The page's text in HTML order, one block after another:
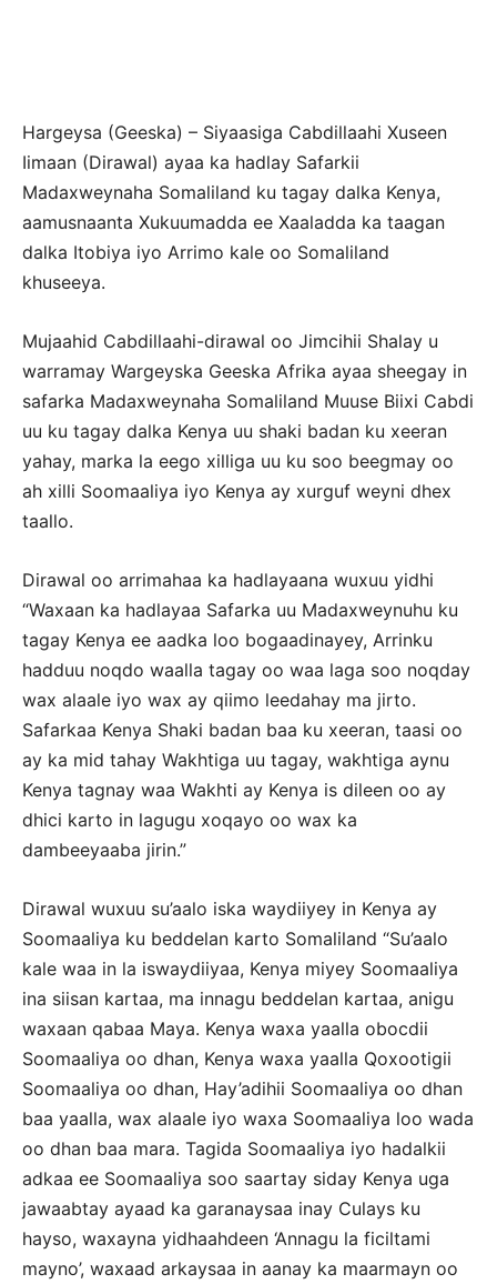
Hargeysa (Geeska) – Siyaasiga Cabdillaahi Xuseen
Iimaan (Dirawal) ayaa ka hadlay Safarkii
Madaxweynaha Somaliland ku tagay dalka Kenya,
aamusnaanta Xukuumadda ee Xaaladda ka taagan
dalka Itobiya iyo Arrimo kale oo Somaliland
khuseeya.
Mujaahid Cabdillaahi-dirawal oo Jimcihii Shalay u
warramay Wargeyska Geeska Afrika ayaa sheegay in
safarka Madaxweynaha Somaliland Muuse Biixi Cabdi
uu ku tagay dalka Kenya uu shaki badan ku xeeran
yahay, marka la eego xilliga uu ku soo beegmay oo
ah xilli Soomaaliya iyo Kenya ay xurguf weyni dhex
taallo.
Dirawal oo arrimahaa ka hadlayaana wuxuu yidhi
“Waxaan ka hadlayaa Safarka uu Madaxweynuhu ku
tagay Kenya ee aadka loo bogaadinayey, Arrinku
hadduu noqdo waalla tagay oo waa laga soo noqday
wax alaale iyo wax ay qiimo leedahay ma jirto.
Safarkaa Kenya Shaki badan baa ku xeeran, taasi oo
ay ka mid tahay Wakhtiga uu tagay, wakhtiga aynu
Kenya tagnay waa Wakhti ay Kenya is dileen oo ay
dhici karto in lagugu xoqayo oo wax ka
dambeeyaaba jirin.”
Dirawal wuxuu su’aalo iska waydiiyey in Kenya ay
Soomaaliya ku beddelan karto Somaliland “Su’aalo
kale waa in la iswaydiiyaa, Kenya miyey Soomaaliya
ina siisan kartaa, ma innagu beddelan kartaa, anigu
waxaan qabaa Maya. Kenya waxa yaalla obocdii
Soomaaliya oo dhan, Kenya waxa yaalla Qoxootigii
Soomaaliya oo dhan, Hay’adihii Soomaaliya oo dhan
baa yaalla, wax alaale iyo waxa Soomaaliya loo wada
oo dhan baa mara. Tagida Soomaaliya iyo hadalkii
adkaa ee Soomaaliya soo saartay siday Kenya uga
jawaabtay ayaad ka garanaysaa inay Culays ku
hayso, waxayna yidhaahdeen ‘Annagu la ficiltami
mayno’, waxaad arkaysaa in aanay ka maarmayn oo